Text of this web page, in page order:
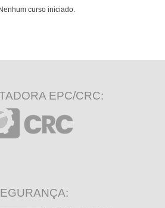
Nenhum curso iniciado.
EPC/CRC: